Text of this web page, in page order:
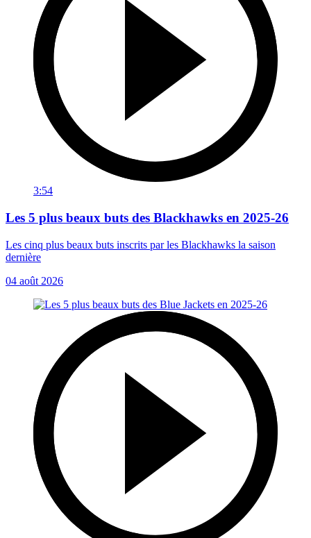
3:54
Les 5 plus beaux buts des Blackhawks en 2025-26
Les cinq plus beaux buts inscrits par les Blackhawks la saison
dernière
04 août 2026